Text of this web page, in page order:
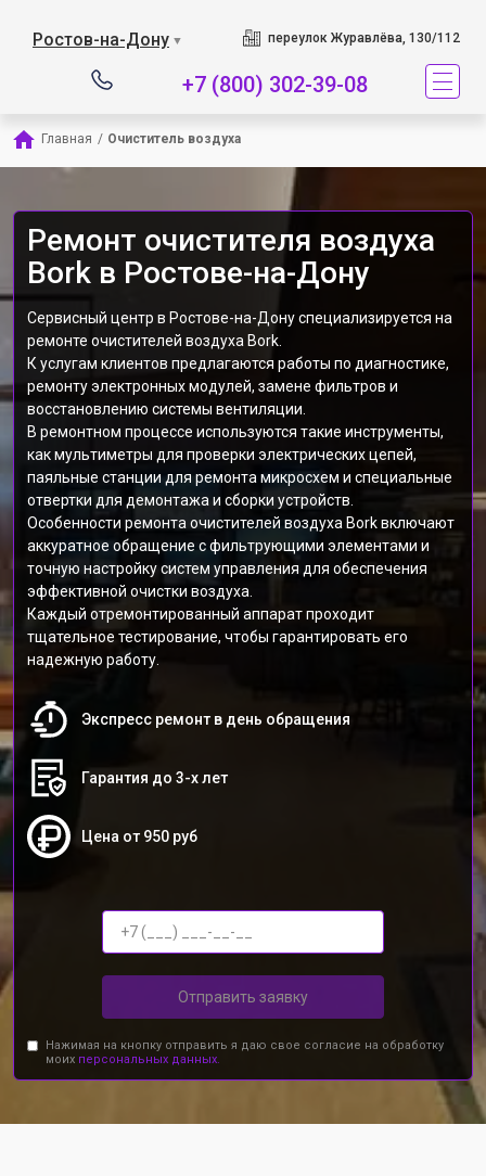
Ростов-на-Дону ▼ переулок Журавлёва, 130/112
+7 (800) 302-39-08
Главная / Очиститель воздуха
Ремонт очистителя воздуха
Bork в Ростове-на-Дону
Сервисный центр в Ростове-на-Дону специализируется на
ремонте очистителей воздуха Bork.
К услугам клиентов предлагаются работы по диагностике,
ремонту электронных модулей, замене фильтров и
восстановлению системы вентиляции.
В ремонтном процессе используются такие инструменты,
как мультиметры для проверки электрических цепей,
паяльные станции для ремонта микросхем и специальные
отвертки для демонтажа и сборки устройств.
Особенности ремонта очистителей воздуха Bork включают
аккуратное обращение с фильтрующими элементами и
точную настройку систем управления для обеспечения
эффективной очистки воздуха.
Каждый отремонтированный аппарат проходит
тщательное тестирование, чтобы гарантировать его
надежную работу.
Экспресс ремонт в день обращения
Гарантия до 3-х лет
Цена от 950 руб
Отправить заявку
Нажимая на кнопку отправить я даю свое согласие на обработку
моих персональных данных.